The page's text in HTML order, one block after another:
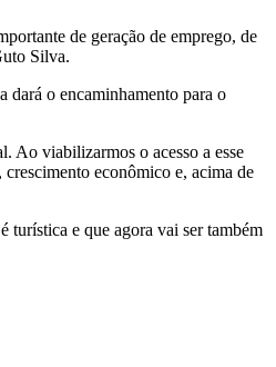
de geração de emprego, de
Silva.
dará o encaminhamento para o
Ao viabilizarmos o acesso a esse
econômico e, acima de
turística e que agora vai ser também